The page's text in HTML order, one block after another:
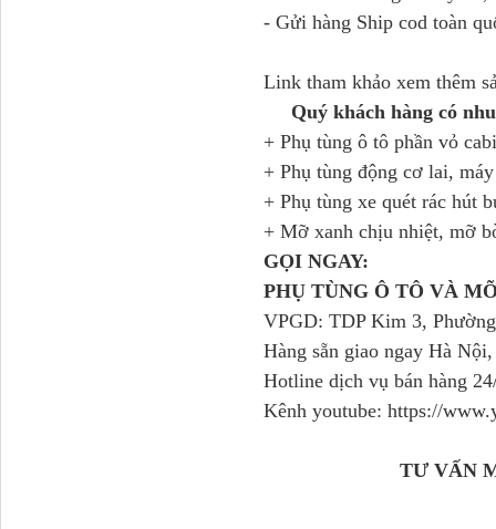
- Gửi hàng Ship cod toàn
Link tham khảo xem thêm
Quý khách hàng có nhu
+ Phụ tùng ô tô phần vỏ
+ Phụ tùng động cơ lai,
+ Phụ tùng xe quét rác hút
+ Mỡ xanh chịu nhiệt, mỡ
GỌI NGAY:
PHỤ TÙNG Ô TÔ VÀ
VPGD: TDP Kim 3,
Hàng sẵn giao ngay Hà
Hotline dịch vụ bán hàng
Kênh youtube: https://
TƯ VẤN